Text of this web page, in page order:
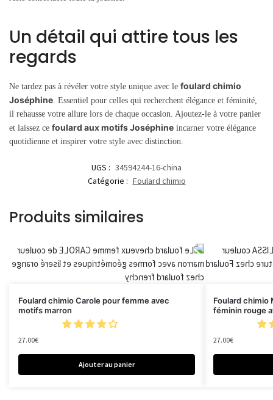
Un détail qui attire tous les
regards
Ne tardez pas à révéler votre style unique avec le foulard chimio
Joséphine . Essentiel pour celles qui recherchent élégance et féminité,
il rehausse votre allure lors de chaque occasion. Ajoutez-le à votre panier
et laissez ce foulard aux motifs Joséphine incarner votre élégance
quotidienne et inspirer votre style avec distinction.
UGS : 34594244-16-china
Catégorie : Foulard chimio
Produits similaires
Foulard chimio Carole pour femme avec
motifs marron
27.00€
Ajouter au panier
Foulard chimio
féminin rouge
27.00€